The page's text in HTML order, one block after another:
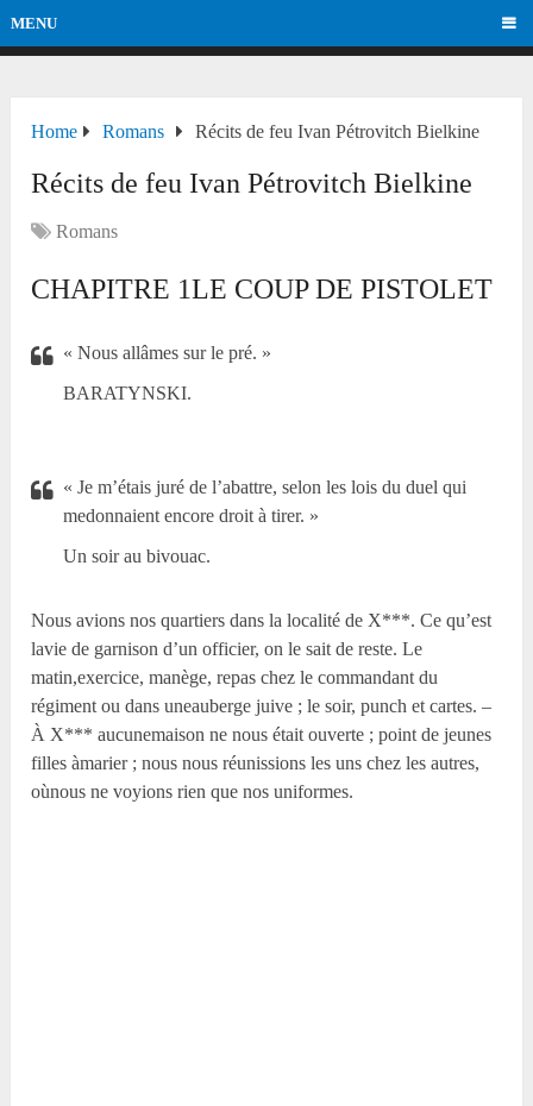
MENU
Home Romans Récits de feu Ivan Pétrovitch Bielkine
Récits de feu Ivan Pétrovitch Bielkine
Romans
CHAPITRE 1LE COUP DE PISTOLET
« Nous allâmes sur le pré. »
BARATYNSKI.
« Je m’étais juré de l’abattre, selon les lois du duel qui
medonnaient encore droit à tirer. »
Un soir au bivouac.
Nous avions nos quartiers dans la localité de X***. Ce qu’est
lavie de garnison d’un officier, on le sait de reste. Le
matin,exercice, manège, repas chez le commandant du
régiment ou dans uneauberge juive ; le soir, punch et cartes. –
À X*** aucunemaison ne nous était ouverte ; point de jeunes
filles àmarier ; nous nous réunissions les uns chez les autres,
oùnous ne voyions rien que nos uniformes.